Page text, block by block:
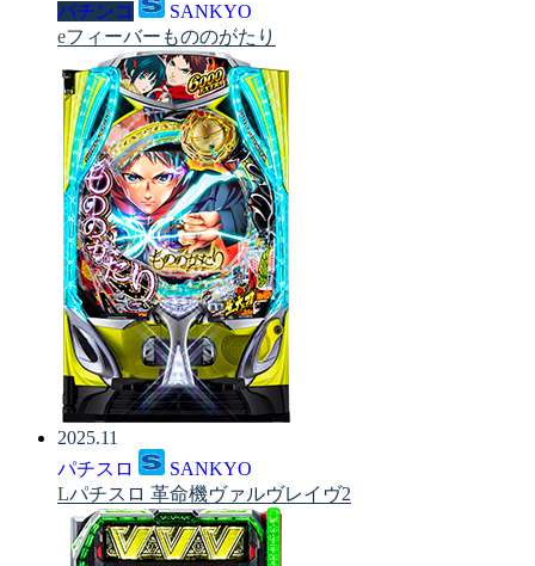
パチンコ
SANKYO
eフィーバーもののがたり
2025.11
パチスロ
SANKYO
Lパチスロ 革命機ヴァルヴレイヴ2